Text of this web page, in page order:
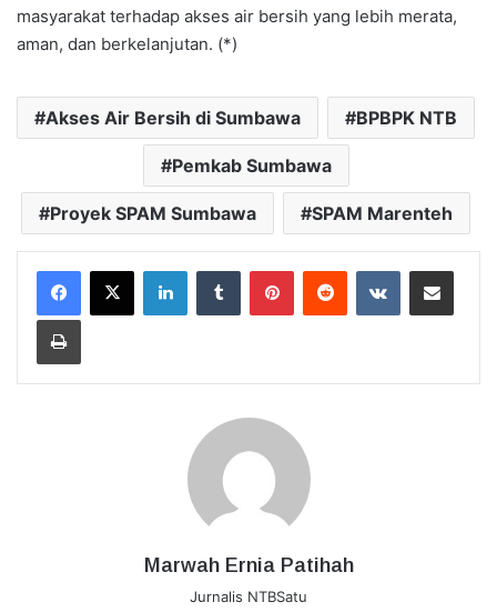
masyarakat terhadap akses air bersih yang lebih merata,
aman, dan berkelanjutan. (*)
Akses Air Bersih di Sumbawa BPBPK NTB
Pemkab Sumbawa
Proyek SPAM Sumbawa SPAM Marenteh
LinkedInTumblr PinterestReddit VKontakteBagikan Lewat Email
Cetak
Marwah Ernia Patihah
Jurnalis NTBSatu